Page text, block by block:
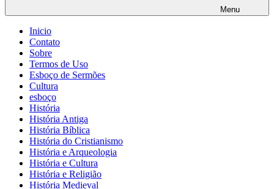
Menu
Inicio
Contato
Sobre
Termos de Uso
Esboço de Sermões
Cultura
esboço
História
História Antiga
História Bíblica
História do Cristianismo
História e Arqueologia
História e Cultura
História e Religião
História Medieval